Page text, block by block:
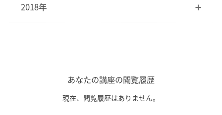
2018年
あなたの講座の閲覧履歴
現在、閲覧履歴はありません。